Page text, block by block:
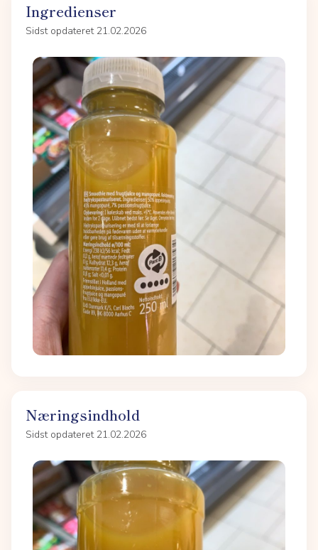
Ingredienser
Sidst opdateret 21.02.2026
Næringsindhold
Sidst opdateret 21.02.2026